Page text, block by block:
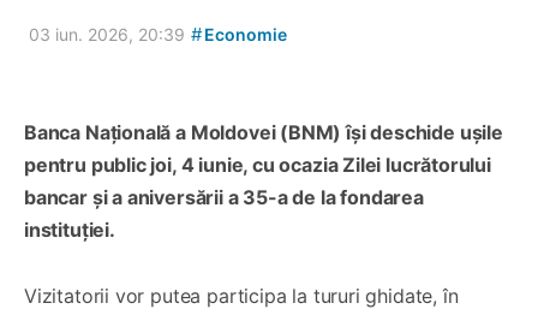
03 iun. 2026, 20:39 #Economie
Banca Națională a Moldovei (BNM) își deschide ușile
pentru public joi, 4 iunie, cu ocazia Zilei lucrătorului
bancar și a aniversării a 35-a de la fondarea
instituției.
Vizitatorii vor putea participa la tururi ghidate, în